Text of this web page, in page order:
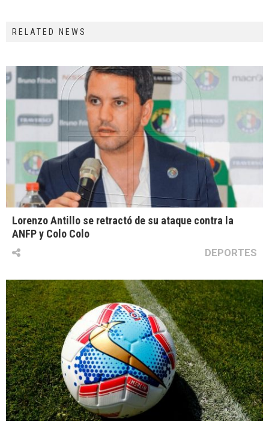
RELATED NEWS
Lorenzo Antillo se retractó de su ataque contra la
ANFP y Colo Colo
DEPORTES